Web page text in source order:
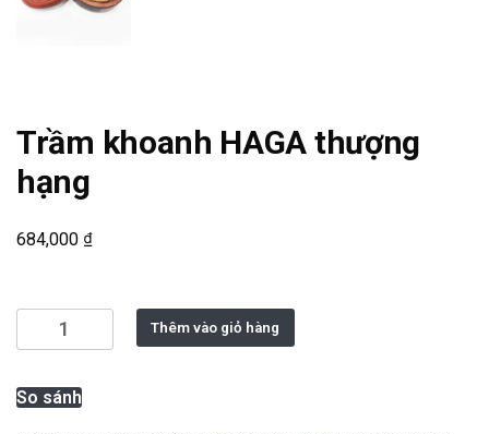
Trầm khoanh HAGA thượng
hạng
684,000 ₫
khoanh
thượng
Thêm vào giỏ hàng
So sánh